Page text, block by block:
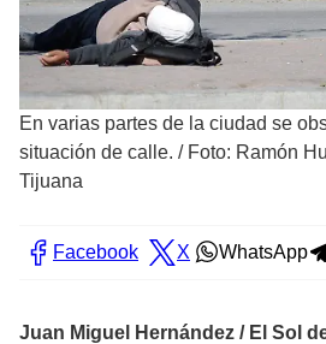
En varias partes de la ciudad se
situación de calle. / Foto: Ramón
Tijuana
Facebook X WhatsApp
Juan Miguel Hernández / El Sol